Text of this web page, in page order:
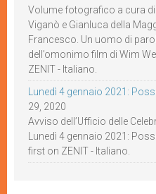
Volume fotografico a cura
Viganò e Gianluca della
Francesco. Un uomo di
dell’omonimo film di Wim
ZENIT - Italiano.
Lunedì 4 gennaio 2021:
29, 2020
Avviso dell’Ufficio delle
Lunedì 4 gennaio 2021:
first on ZENIT - Italiano.